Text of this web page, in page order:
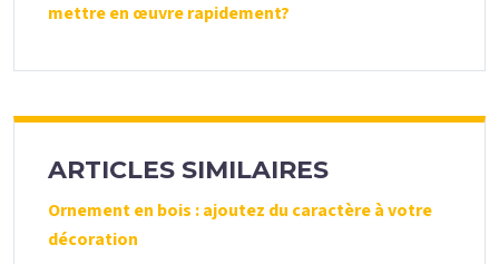
mettre en œuvre rapidement?
ARTICLES SIMILAIRES
Ornement en bois : ajoutez du caractère à votre
décoration